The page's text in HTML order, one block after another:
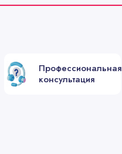
Профессиональная
консультация